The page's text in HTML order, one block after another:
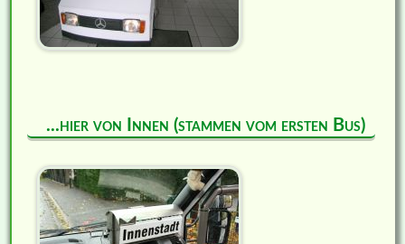
...hier von Innen (stammen vom ersten Bus)